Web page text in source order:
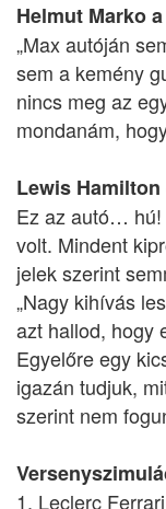
Helmut Marko
„Max autóján
sem a kemény
nincs meg az
mondanám,
Lewis Hamilton
Ez az autó… hú!
volt. Mindent
jelek szerint
„Nagy kihívás
azt hallod, hogy
Egyelőre egy
igazán tudjuk,
szerint nem
1. Leclerc